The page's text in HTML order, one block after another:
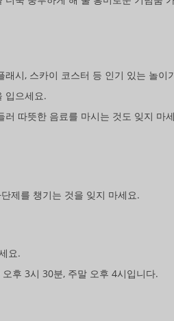
시, 스카이 코스터 등 인기 있는 놀이
입으세요.
따뜻한 음료를 마시는 것도 잊지 마
제를 챙기는 것을 잊지 마세요.
요.
후 3시 30분, 주말 오후 4시입니다.